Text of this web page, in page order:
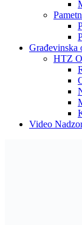
Građevinska
HTZ
Video